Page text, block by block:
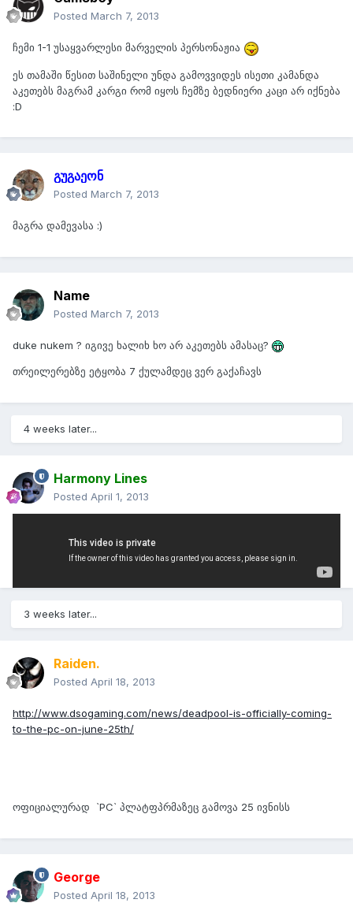
Posted March 7, 2013
ჩემი 1-1 უსაყვარლესი მარველის პერსონაჟია
ეს თამაში წესით საშინელი უნდა გამოვვიდეს ისეთი კამანდა
აკეთებს მაგრამ კარგი რომ იყოს ჩემზე ბედნიერი კაცი არ იქნება
:D
გუგაეონ
Posted March 7, 2013
მაგრა დამევასა :)
Name
Posted March 7, 2013
duke nukem ? იგივე ხალიხ ხო არ აკეთებს ამასაც?
თრეილერებზე ეტყობა 7 ქულამდეც ვერ გაქაჩავს
4 weeks later...
Harmony Lines
Posted April 1, 2013
პერსონაჟი ჩახოცვაა...
3 weeks later...
Raiden.
Posted April 18, 2013
http://www.dsogaming.com/news/deadpool-is-officially-coming-
to-the-pc-on-june-25th/
ოფიციალურად `PC` პლატფპრმაზეც გამოვა 25 ივნისს
George
Posted April 18, 2013